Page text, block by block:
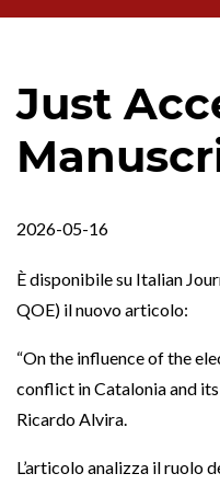
Just
2026-05-16
È disponibile su Italian
QOE) il nuovo articolo:
“On the influence of the
conflict in Catalonia and
Ricardo Alvira.
L’articolo analizza il ruolo